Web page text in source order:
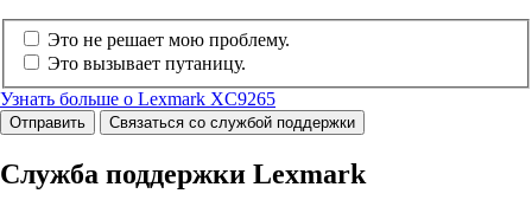
Это не решает мою проблему.
Это вызывает путаницу.
Узнать больше о Lexmark XC9265
Отправить Связаться со службой поддержки
Служба поддержки Lexmark